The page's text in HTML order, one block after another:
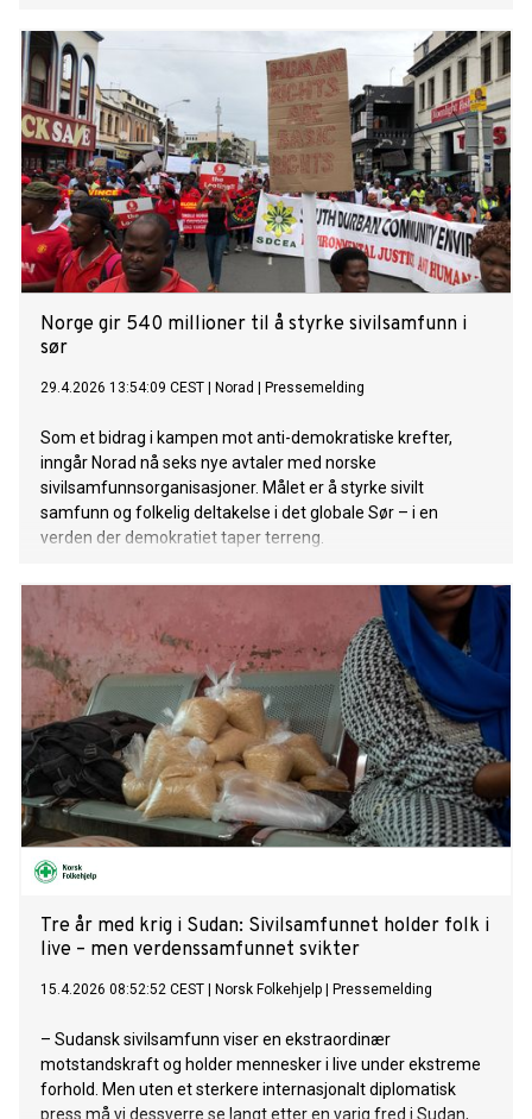
Norge gir 540 millioner til å styrke sivilsamfunn i
sør
29.4.2026 13:54:09 CEST Norad Pressemelding
Som et bidrag i kampen mot anti-demokratiske krefter,
inngår Norad nå seks nye avtaler med norske
sivilsamfunnsorganisasjoner. Målet er å styrke sivilt
samfunn og folkelig deltakelse i det globale Sør – i en
verden der demokratiet taper terreng.
Tre år med krig i Sudan: Sivilsamfunnet holder folk i
live – men verdenssamfunnet svikter
15.4.2026 08:52:52 CEST Norsk Folkehjelp Pressemelding
– Sudansk sivilsamfunn viser en ekstraordinær
motstandskraft og holder mennesker i live under ekstreme
forhold. Men uten et sterkere internasjonalt diplomatisk
press må vi dessverre se langt etter en varig fred i Sudan,